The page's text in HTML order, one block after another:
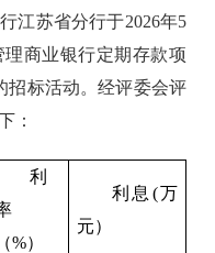
江苏省分行于2026年5
商业银行定期存款项
招标活动。经评委会评
：
利
（%）
利息 (万
元）